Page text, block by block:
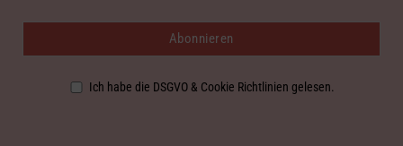
Ich habe die DSGVO & Cookie Richtlinien gelesen.